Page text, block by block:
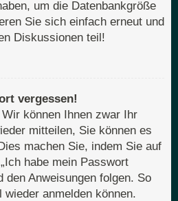
um die Datenbankgröße
Sie sich einfach erneut und
Diskussionen teil!
vergessen!
können Ihnen zwar Ihr
mitteilen, Sie können es
machen Sie, indem Sie auf
habe mein Passwort
den Anweisungen folgen. So
anmelden können.